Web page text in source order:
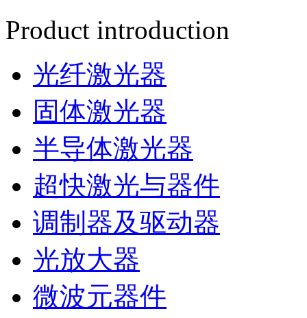
Product introduction
光纤激光器
固体激光器
半导体激光器
超快激光与器件
调制器及驱动器
光放大器
微波元器件